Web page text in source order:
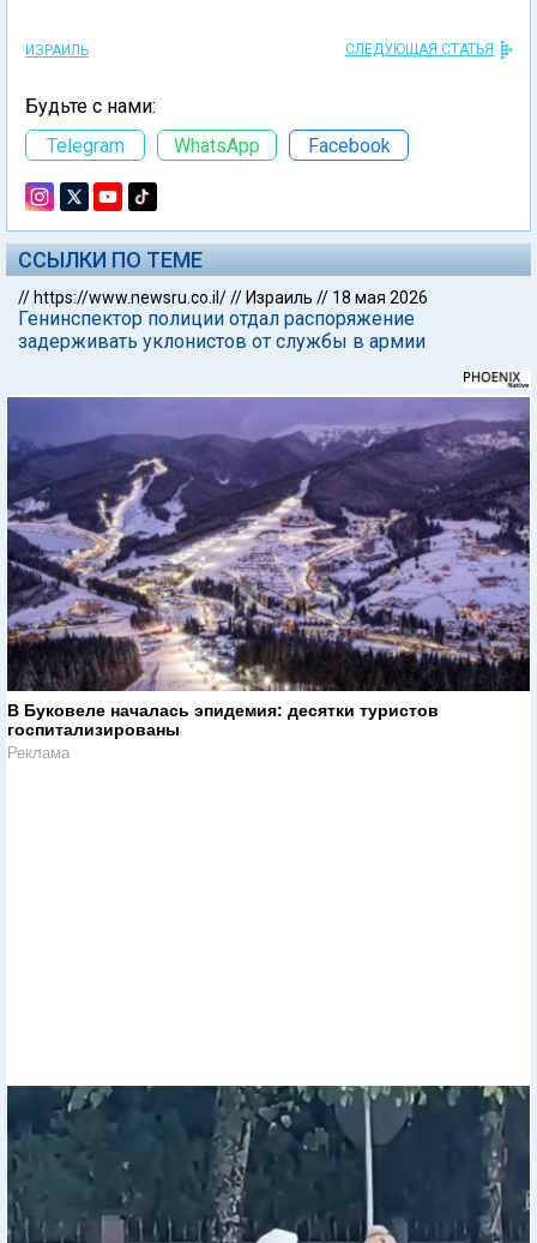
ИЗРАИЛЬ СЛЕДУЮЩАЯ СТАТЬЯ
Будьте с нами:
Telegram
WhatsApp Facebook
ССЫЛКИ ПО ТЕМЕ
// https://www.newsru.co.il/// Израиль // 18 мая 2026
Генинспектор полиции отдал распоряжение
задерживать уклонистов от службы в армии
В Буковеле началась эпидемия: десятки туристов
госпитализированы
Реклама